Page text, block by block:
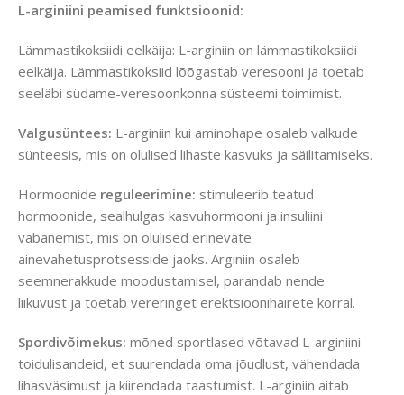
L-arginiini peamised funktsioonid:
Lämmastikoksiidi eelkäija: L-arginiin on lämmastikoksiidi
eelkäija. Lämmastikoksiid lõõgastab veresooni ja toetab
seeläbi südame-veresoonkonna süsteemi toimimist.
Valgusüntees: L-arginiin kui aminohape osaleb valkude
sünteesis, mis on olulised lihaste kasvuks ja säilitamiseks.
Hormoonide reguleerimine: stimuleerib teatud
hormoonide, sealhulgas kasvuhormooni ja insuliini
vabanemist, mis on olulised erinevate
ainevahetusprotsesside jaoks. Arginiin osaleb
seemnerakkude moodustamisel, parandab nende
liikuvust ja toetab vereringet erektsioonihäirete korral.
Spordivõimekus: mõned sportlased võtavad L-arginiini
toidulisandeid, et suurendada oma jõudlust, vähendada
lihasväsimust ja kiirendada taastumist. L-arginiin aitab